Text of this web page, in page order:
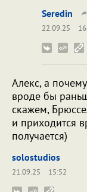
Seredin
22.09.25
Алекс, а
вроде бы
скажем,
и приходится
получается)
solostudios
21.09.25
15:52